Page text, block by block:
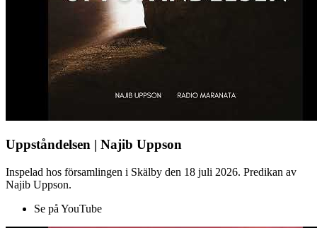
Uppståndelsen | Najib Uppson
Inspelad hos församlingen i Skälby den 18 juli 2026. Predikan av
Najib Uppson.
Se på YouTube